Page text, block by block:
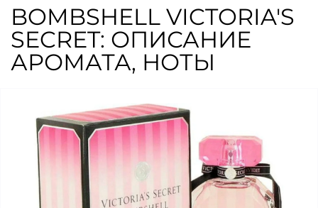
BOMBSHELL VICTORIA'S
SECRET: ОПИСАНИЕ
АРОМАТА, НОТЫ